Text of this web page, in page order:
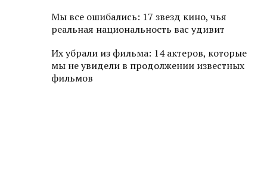
Мы все ошибались: 17 звезд кино, чья
реальная национальность вас удивит
Их убрали из фильма: 14 актеров, которые
мы не увидели в продолжении известных
фильмов